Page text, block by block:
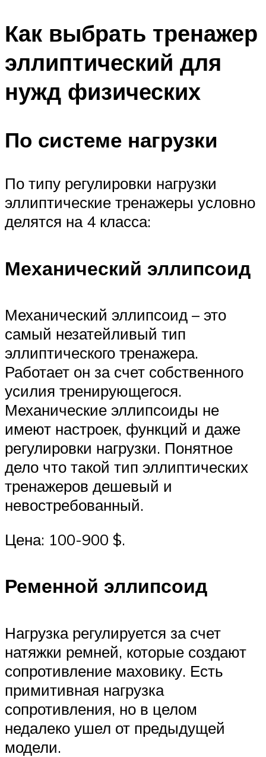
Как выбрать тренажер
эллиптический для
нужд физических
По системе нагрузки
По типу регулировки нагрузки
эллиптические тренажеры условно
делятся на 4 класса:
Механический эллипсоид
Механический эллипсоид – это
самый незатейливый тип
эллиптического тренажера.
Работает он за счет собственного
усилия тренирующегося.
Механические эллипсоиды не
имеют настроек, функций и даже
регулировки нагрузки. Понятное
дело что такой тип эллиптических
тренажеров дешевый и
невостребованный.
Цена: 100-900 $.
Ременной эллипсоид
Нагрузка регулируется за счет
натяжки ремней, которые создают
сопротивление маховику. Есть
примитивная нагрузка
сопротивления, но в целом
недалеко ушел от предыдущей
модели.